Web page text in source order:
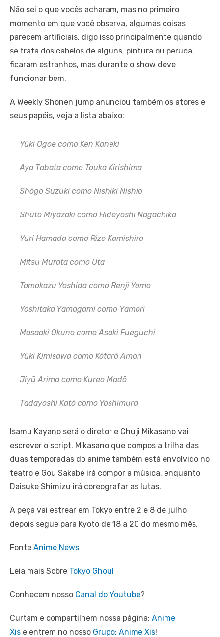
Não sei o que vocês acharam, mas no primeiro
momento em que você observa, algumas coisas
parecem artificiais, digo isso principalmente quando
se trata dos cabelos de alguns, pintura ou peruca,
ficaram estranhos, mas durante o show deve
funcionar bem.
A Weekly Shonen jump anunciou também os atores e
seus papéis, veja a lista abaixo:
Yūki Ogoe como Ken Kaneki
Aya Tabata como Touka Kirishima
Shōgo Suzuki como Nishiki Nishio
Shūto Miyazaki como Hideyoshi Nagachika
Yuri Hamada como Rize Kamishiro
Mitsu Murata como Uta
Tomokazu Yoshida como Renji Yomo
Yoshitaka Yamagami como Yamori
Masaaki Okuno como Asaki Fueguchi
Yūki Kimisawa como Kōtarō Amon
Jiyū Arima como Kureo Madō
Tadayoshi Katō como Yoshimura
Isamu Kayano será o diretor e Chuji Mikasano vai
escrever o script. Mikasano que compos a trilha das
duas temporadas do anime também está envolvido no
teatro e Gou Sakabe irá compor a música, enquanto
Daisuke Shimizu irá coreografar as lutas.
A peça vai estrear em Tokyo entre 2 e 8 de julho
depois segue para Kyoto de 18 a 20 do mesmo mês.
Fonte Anime News
Leia mais Sobre Tokyo Ghoul
Conhecem nosso Canal do Youtube?
Curtam e compartilhem nossa página: Anime
Xis e entrem no nosso Grupo: Anime Xis!